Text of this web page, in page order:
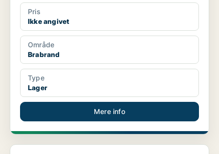
Pris
Ikke angivet
Område
Brabrand
Type
Lager
Mere info
Klinik i Fårvang